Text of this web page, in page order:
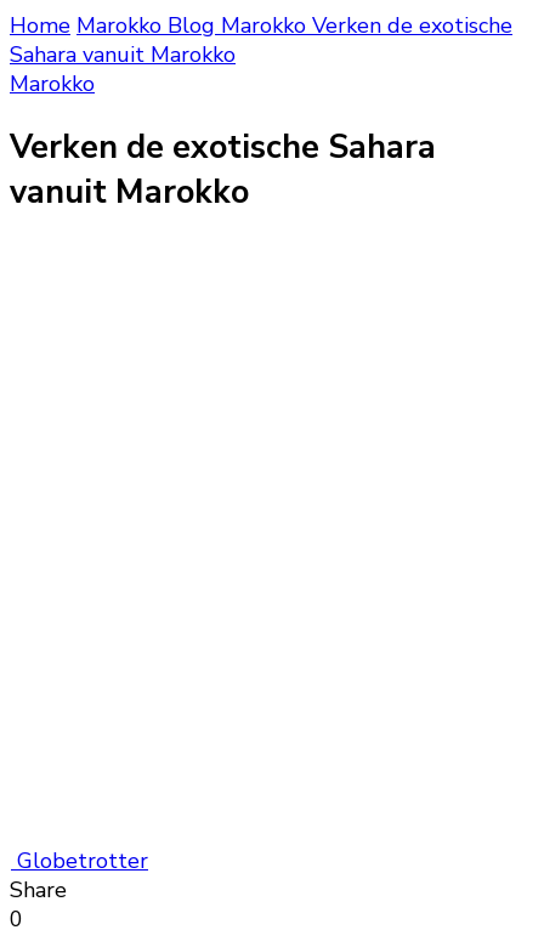
Home Marokko Blog Marokko Verken de exotische
Sahara vanuit Marokko
Marokko
Verken de exotische Sahara
vanuit Marokko
Globetrotter
Share
0